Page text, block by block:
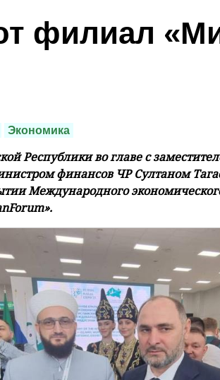
филиал
Экономика
Республики во главе с
финансов ЧР Султаном
Международного